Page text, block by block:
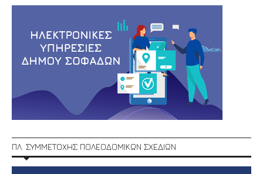
ΠΛ. ΣΥΜΜΕΤΟΧΗΣ ΠΟΛΕΟΔΟΜΙΚΩΝ ΣΧΕΔΙΩΝ